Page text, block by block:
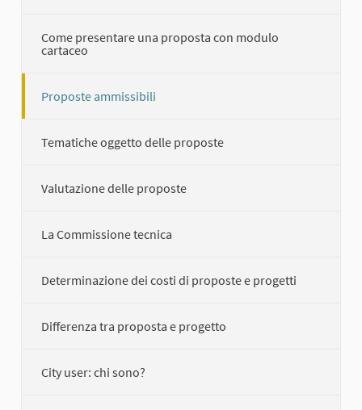
Come presentare una proposta con modulo
cartaceo
Proposte ammissibili
Tematiche oggetto delle proposte
Valutazione delle proposte
La Commissione tecnica
Determinazione dei costi di proposte e progetti
Differenza tra proposta e progetto
City user: chi sono?